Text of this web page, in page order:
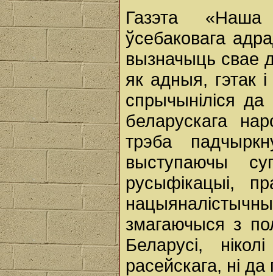
Газэта «Наша
ўсебаковага
вызначыць свае
як адныя, гэтак i
спрычыніліся да
беларускага
трэба
выступаючы
русыфікацыі,
змагаючыся з
Беларусі,
расейскага, ні